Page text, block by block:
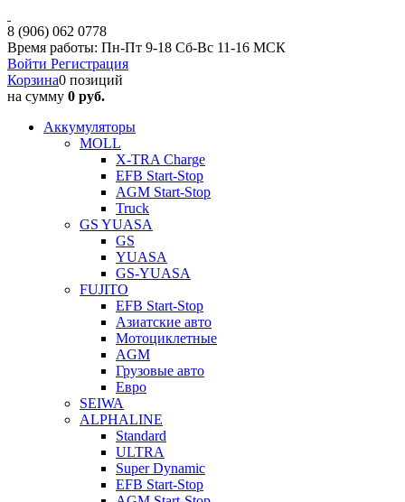
8 (906) 062 0778
Время работы: Пн-Пт 9-18 Сб-Вс 11-16 МСК
Войти Регистрация
Корзина0 позиций
на сумму 0 руб.
Аккумуляторы
MOLL
X-TRA Charge
EFB Start-Stop
AGM Start-Stop
Truck
GS YUASA
GS
YUASA
GS-YUASA
FUJITO
EFB Start-Stop
Азиатские авто
Мотоциклетные
AGM
Грузовые авто
Евро
SEIWA
ALPHALINE
Standard
ULTRA
Super Dynamic
EFB Start-Stop